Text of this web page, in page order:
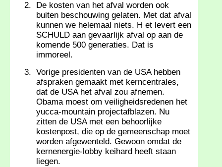
De kosten van het afval worden ook
buiten beschouwing gelaten. Met dat afval
kunnen we helemaal niets. H et levert een
SCHULD aan gevaarlijk afval op aan de
komende 500 generaties. Dat is
immoreel.
Vorige presidenten van de USA hebben
afspraken gemaakt met kerncentrales,
dat de USA het afval zou afnemen.
Obama moest om veiligheidsredenen het
yucca-mountain projectafblazen. Nu
zitten de USA met een behoorlijke
kostenpost, die op de gemeenschap moet
worden afgewenteld. Gewoon omdat de
kernenergie-lobby keihard heeft staan
liegen.